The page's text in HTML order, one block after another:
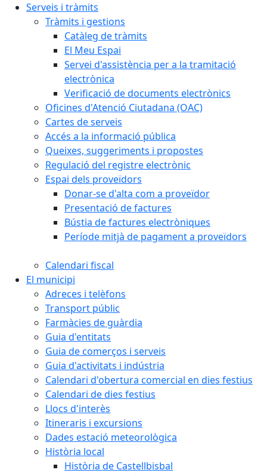
Serveis i tràmits
Tràmits i gestions
Catàleg de tràmits
El Meu Espai
Servei d'assistència per a la tramitació
electrònica
Verificació de documents electrònics
Oficines d'Atenció Ciutadana (OAC)
Cartes de serveis
Accés a la informació pública
Queixes, suggeriments i propostes
Regulació del registre electrònic
Espai dels proveïdors
Donar-se d'alta com a proveïdor
Presentació de factures
Bústia de factures electròniques
Període mitjà de pagament a proveïdors
Calendari fiscal
El municipi
Adreces i telèfons
Transport públic
Farmàcies de guàrdia
Guia d'entitats
Guia de comerços i serveis
Guia d'activitats i indústria
Calendari d'obertura comercial en dies festius
Calendari de dies festius
Llocs d'interès
Itineraris i excursions
Dades estació meteorològica
Història local
Història de Castellbisbal